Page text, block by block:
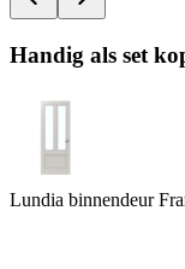
Handig als set
Lundia binnendeur